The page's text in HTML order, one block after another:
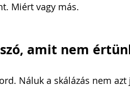
Miért vagy más.
amit nem
Náluk a skálázás nem